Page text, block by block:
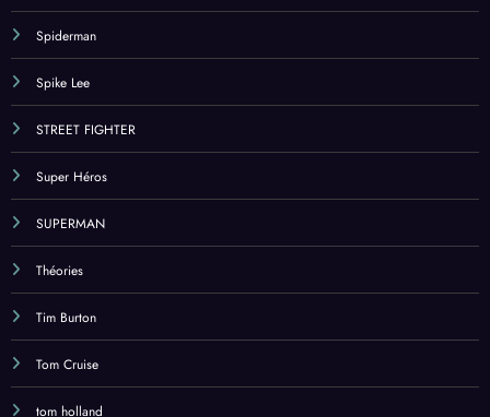
Spiderman
Spike Lee
STREET FIGHTER
Super Héros
SUPERMAN
Théories
Tim Burton
Tom Cruise
tom holland